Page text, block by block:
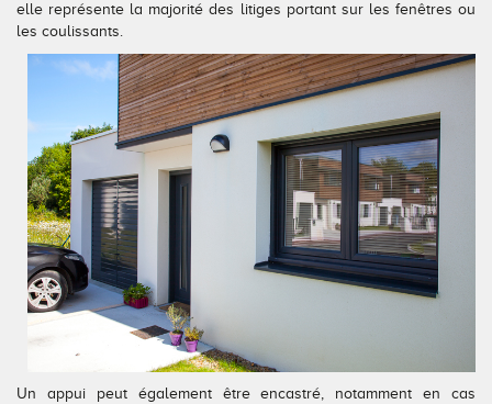
elle représente la majorité des litiges portant sur les fenêtres ou
les coulissants.
Un appui peut également être encastré, notamment en cas
Conseils pour choisir
Demander un devis
Télécharger le catalogue
Tous nos accessoires volets roulants
Tous nos accessoires volets battants
Télécharger le catalogue
Classique
Accessoires
Conseils pour choisir
Demander un devis
Télécharger le catalogue